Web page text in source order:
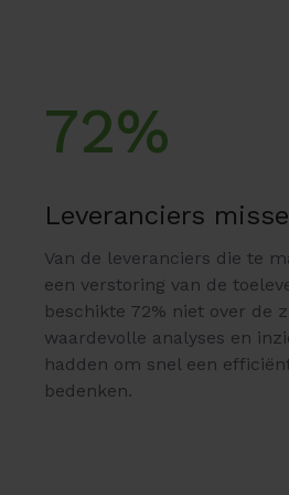
72%
Leveranciers
Van de leveranciers die te
een verstoring van de
beschikte 72% niet over de
waardevolle analyses en
hadden om snel een
bedenken.